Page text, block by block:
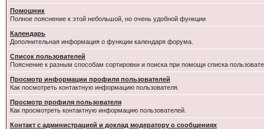
Помошник
Полное пояснение к этой небольшой, но очень удобной функции
Календарь
Дополнительная информация о функции календаря форума.
Список пользователей
Пояснение к разным способам сортировки и поиска при помощи списка
Просмотр информации профиля пользователей
Как посмотреть контактную информацию пользователя.
Просмотр профиля пользователя
Как просмотреть контактную информацию пользователей.
Контакт с администрацией и доклад модератору о сообщениях